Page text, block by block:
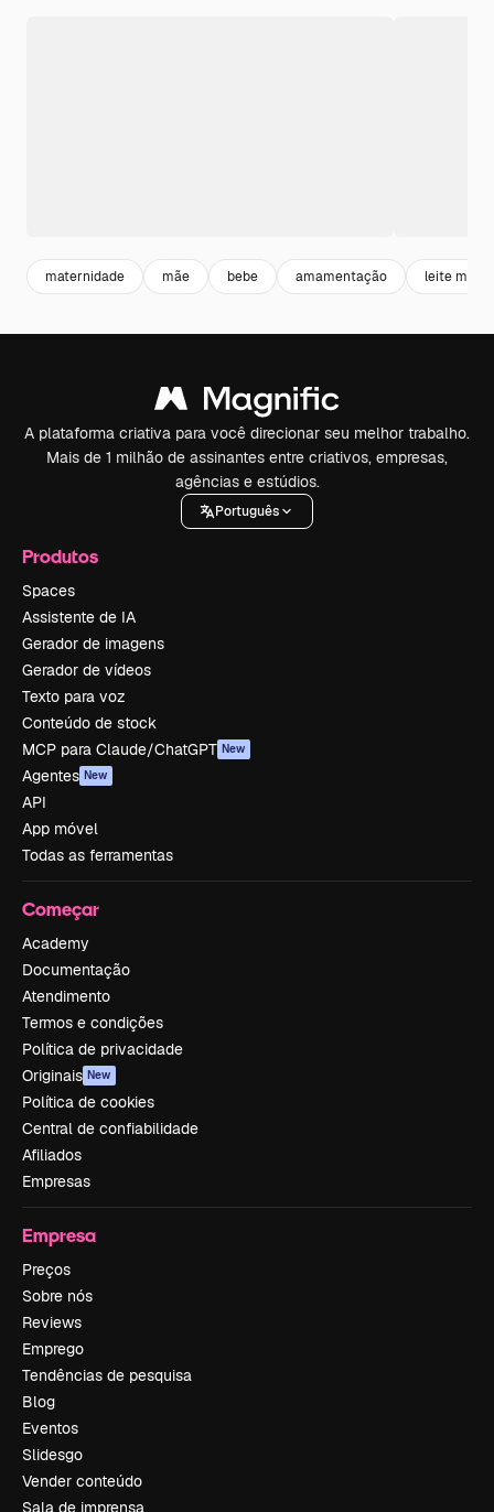
maternidade mãe bebe amamentação leite
A plataforma criativa para você direcionar seu melhor trabalho.
Mais de 1 milhão de assinantes entre criativos, empresas,
agências e estúdios.
Português
Produtos
Spaces
Assistente de IA
Gerador de imagens
Gerador de vídeos
Texto para voz
Conteúdo de stock
MCP para Claude/ChatGPT New
Agentes New
API
App móvel
Todas as ferramentas
Começar
Academy
Documentação
Atendimento
Termos e condições
Política de privacidade
Originais New
Política de cookies
Central de confiabilidade
Afiliados
Empresas
Empresa
Preços
Sobre nós
Reviews
Emprego
Tendências de pesquisa
Blog
Eventos
Slidesgo
Vender conteúdo
Sala de imprensa